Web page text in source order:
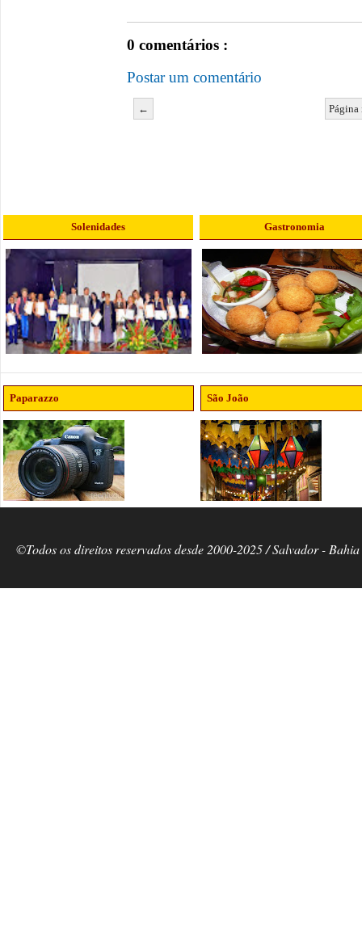
0 comentários :
Postar um comentário
←
Solenidades Gastronomia
Paparazzo São João
©Todos os direitos reservados desde 2000-2025 / Salvador -